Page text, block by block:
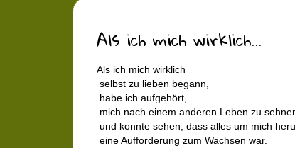
Als ich mich wirklich...
Als ich mich wirklich
selbst zu lieben begann,
habe ich aufgehört,
mich nach einem anderen Leben zu
und konnte sehen, dass alles um mich
eine Aufforderung zum Wachsen war.